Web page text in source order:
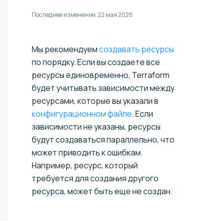
Последнее изменение:22 мая 2026
Мы рекомендуемсоздавать ресурсы
по порядку. Если вы создаете все
ресурсы единовременно, Terraform
будет учитывать зависимости между
ресурсами, которые вы указали в
конфигурационном файле. Если
зависимости не указаны, ресурсы
будут создаваться параллельно, что
может приводить к ошибкам.
Например, ресурс, который
требуется для создания другого
ресурса, может быть еще не создан.